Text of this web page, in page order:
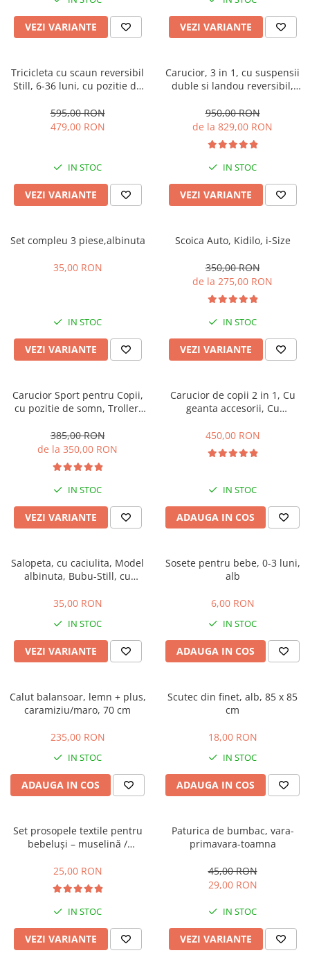
Bluze, pieptarase, mentite
Ciorapi
Pantaloni de exterior
Bluze si pulovere
Hainute bumbac organic
Bluze, pieptarase, mentite
Pantaloni de exterior
Bluze si pulovere
Babetele
Cos depozitare jucarii
Jocuri educative si de societate
Mingii
Jucarii gonflabile
Jucarii de nisip
Trotinete si biciclete
Carucioare papusi
Incaltaminte de panza
VEZI VARIANTE VEZI VARIANTE
Tricicleta cu scaun reversibil
Still, 6-36 luni, cu pozitie de
cu lumini si muzica, SL07
595,00 RON
479,00 RON
IN STOC
VEZI VARIANTE
Carucior, 3 in 1, cu suspensii
duble si landou reversibil,
luni - 3 ani, Original L-Sun
950,00 RON
de la 829,00 RON
IN STOC
VEZI VARIANTE
Set compleu 3 piese,albinuta
35,00 RON
IN STOC
VEZI VARIANTE
Scoica Auto, Kidilo, i-Size
350,00 RON
de la 275,00 RON
IN STOC
VEZI VARIANTE
Carucior Sport pentru Copii,
cu pozitie de somn, Troller,
Tehnologia inovatoare One-
Hand Folding
385,00 RON
de la 350,00 RON
IN STOC
VEZI VARIANTE
Carucior de copii 2 in 1, Cu
geanta accesorii, Cu
Pliabil ergonomic, Belecoo,
roz
450,00 RON
IN STOC
ADAUGA IN COS
Salopeta, cu caciulita, Model
albinuta, Bubu-Still, cu
35,00 RON
IN STOC
VEZI VARIANTE
Sosete pentru bebe, 0-3 luni,
alb
6,00 RON
IN STOC
ADAUGA IN COS
Calut balansoar, lemn + plus,
caramiziu/maro, 70 cm
235,00 RON
IN STOC
ADAUGA IN COS
Scutec din finet, alb, 85 x 85
cm
18,00 RON
IN STOC
ADAUGA IN COS
Set prosopele textile pentru
bebeluși – muselină /
25,00 RON
IN STOC
VEZI VARIANTE
Paturica de bumbac, vara-
primavara-toamna
45,00 RON
29,00 RON
IN STOC
VEZI VARIANTE